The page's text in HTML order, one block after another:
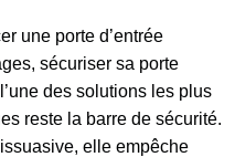
sécuriser sa porte
des solutions les plus
reste la barre de sécurité.
elle empêche